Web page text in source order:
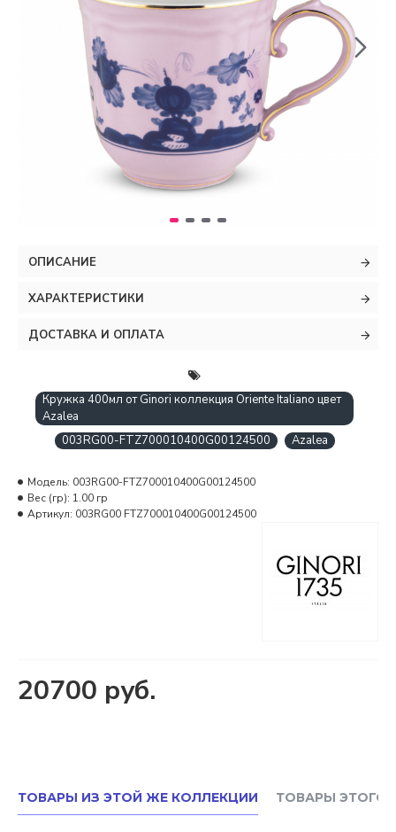
ОПИСАНИЕ
ХАРАКТЕРИСТИКИ
ДОСТАВКА И ОПЛАТА
Кружка 400мл от Ginori коллекция Oriente Italiano цвет
Azalea
003RG00-FTZ700010400G00124500
Azalea
20700 руб.
Модель: 003RG00-FTZ700010400G00124500
Вес (гр): 1.00 гр
Артикул: 003RG00 FTZ700010400G00124500
ТОВАРЫ ИЗ ЭТОЙ ЖЕ КОЛЛЕКЦИИ ТОВАРЫ ЭТОГО